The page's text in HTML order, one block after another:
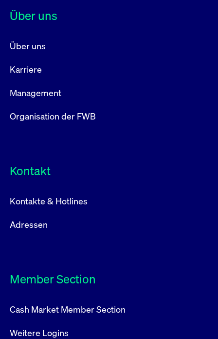
Über uns
Über uns
Karriere
Management
Organisation der FWB
Kontakt
Kontakte & Hotlines
Adressen
Member Section
Cash Market Member Section
Weitere Logins